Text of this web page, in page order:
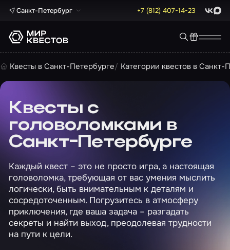
Санкт-Петербург +7 (812) 407-14-23 Max
Квесты в Санкт-Петербурге Категории квестов в Санкт-
Квесты с
головоломками в
Санкт-Петербурге
Каждый квест – это не просто игра, а настоящая
головоломка, требующая от вас умения мыслить
логически, быть внимательным к деталям и
сосредоточенным. Погрузитесь в атмосферу
приключения, где ваша задача – разгадать
секреты и найти выход, преодолевая трудности
на пути к цели.